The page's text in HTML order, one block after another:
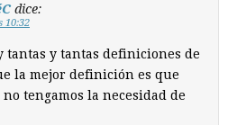
dice:
10:32
tantas y tantas definiciones de
la mejor definición es que
tengamos la necesidad de